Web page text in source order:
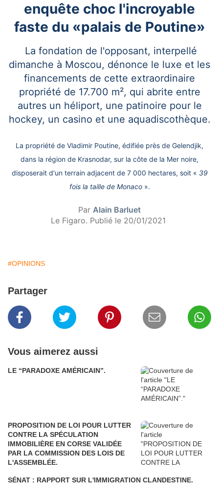
enquête choc l'incroyable
faste du «palais de Poutine»
La fondation de l'opposant, interpellé
dimanche à Moscou, dénonce le luxe et les
financements de cette extraordinaire
propriété de 17.700 m², qui abrite entre
autres un héliport, une patinoire pour le
hockey, un casino et une aquadiscothèque.
La propriété de Vladimir Poutine, édifiée près de Gelendjik,
dans la région de Krasnodar, sur la côte de la Mer noire,
disposerait d'un terrain adjacent de 7 000 hectares, soit « 39
fois la taille de Monaco ».
Par Alain Barluet
Le Figaro. Publié le 20/01/2021
#OPINIONS
Partager
Vous aimerez aussi
LE “PARADOXE AMÉRICAIN”.
PROPOSITION DE LOI POUR LUTTER
CONTRE LA SPÉCULATION
IMMOBILIÈRE EN CORSE VALIDÉE
PAR LA COMMISSION DES LOIS DE
L'ASSEMBLÉE.
SÉNAT : RAPPORT SUR L'IMMIGRATION CLANDESTINE.